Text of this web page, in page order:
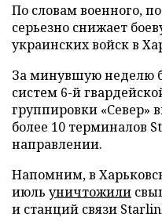
По словам военного,
серьезно снижает
украинских войск в
За минувшую неделю
систем 6-й
группировки
более 10 терминалов
направлении.
Напомним, в
июль уничтожили
и станций связи